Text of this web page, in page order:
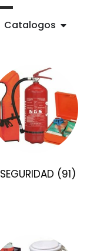
Catalogos
SEGURIDAD (91)